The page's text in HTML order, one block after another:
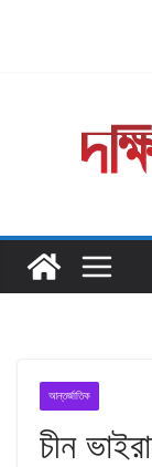
আন্তর্জাতিক
চীন